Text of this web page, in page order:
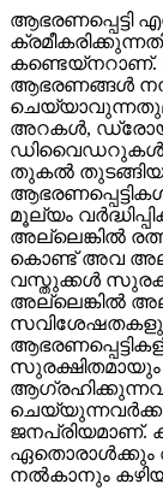
ആഭരണപ്പെട്ടി
കണ്ടെയ്നറാണ്.
ആഭരണങ്ങൾ
അറകൾ,
ഡിവൈഡറുകൾ
തുകൽ തുടങ്ങിയ
മൂല്യം
അല്ലെങ്കിൽ
കൊണ്ട് അവ
വസ്തുക്കൾ
അല്ലെങ്കിൽ
സുരക്ഷിതമായും
ജനപ്രിയമാണ്.
ഏതൊരാൾക്കും
നൽകാനും